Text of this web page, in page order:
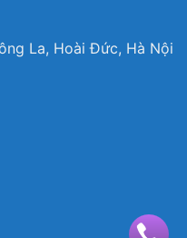
La, Hoài Đức, Hà Nội